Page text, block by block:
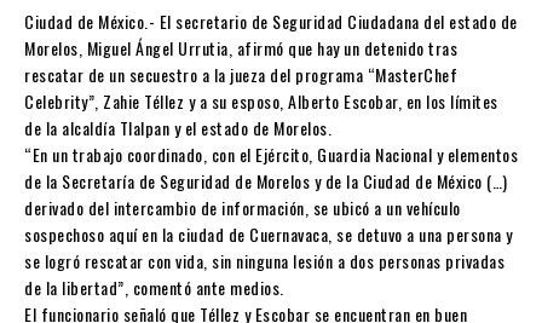
Ciudad de México.- El secretario de Seguridad Ciudadana del estado de
Morelos, Miguel Ángel Urrutia, afirmó que hay un detenido tras
rescatar de un secuestro a la jueza del programa “MasterChef
Celebrity”, Zahie Téllez y a su esposo, Alberto Escobar, en los límites
de la alcaldía Tlalpan y el estado de Morelos.
“En un trabajo coordinado, con el Ejército, Guardia Nacional y elementos
de la Secretaría de Seguridad de Morelos y de la Ciudad de México (…)
derivado del intercambio de información, se ubicó a un vehículo
sospechoso aquí en la ciudad de Cuernavaca, se detuvo a una persona y
se logró rescatar con vida, sin ninguna lesión a dos personas privadas
de la libertad”, comentó ante medios.
El funcionario señaló que Téllez y Escobar se encuentran en buen